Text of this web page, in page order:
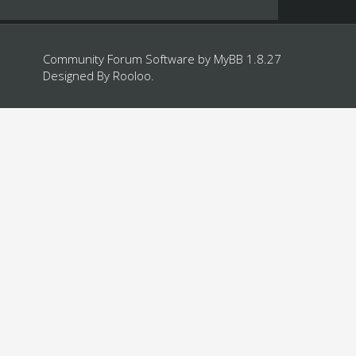
Community Forum Software by MyBB 1.8.27
Designed By Rooloo.